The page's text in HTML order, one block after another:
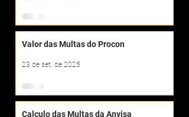
Valor das Multas do Procon
23 de set. de 2025
Calculo das Multas da Anvisa